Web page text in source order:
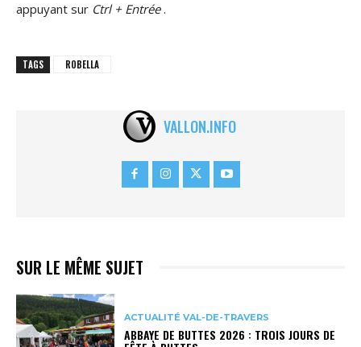
appuyant sur Ctrl + Entrée.
TAGS ROBELLA
VALLON.INFO
SUR LE MÊME SUJET
ACTUALITÉ VAL-DE-TRAVERS
ABBAYE DE BUTTES 2026 : TROIS JOURS DE